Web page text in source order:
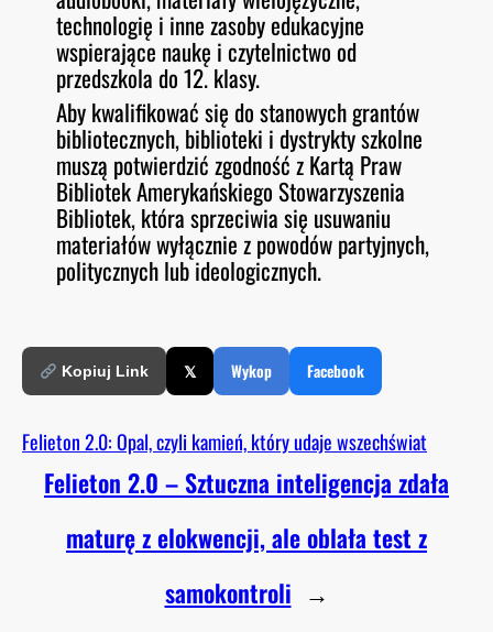
technologię i inne zasoby edukacyjne
wspierające naukę i czytelnictwo od
przedszkola do 12. klasy.
Aby kwalifikować się do stanowych grantów
bibliotecznych, biblioteki i dystrykty szkolne
muszą potwierdzić zgodność z Kartą Praw
Bibliotek Amerykańskiego Stowarzyszenia
Bibliotek, która sprzeciwia się usuwaniu
materiałów wyłącznie z powodów partyjnych,
politycznych lub ideologicznych.
Kopiuj Link 𝕏 Wykop Facebook
Felieton 2.0: Opal, czyli kamień, który udaje wszechświat
Felieton 2.0 – Sztuczna inteligencja zdała
maturę z elokwencji, ale oblała test z
samokontroli →